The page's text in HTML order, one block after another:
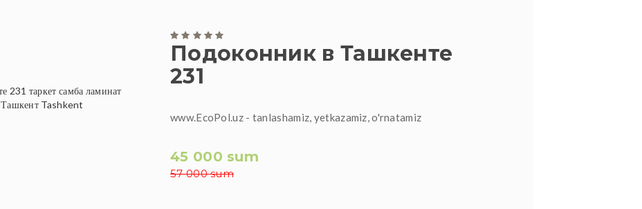
Подоконник в Ташкенте
231
www.EcoPol.uz - tanlashamiz, yetkazamiz, o'rnatamiz
45 000 sum
57 000 sum